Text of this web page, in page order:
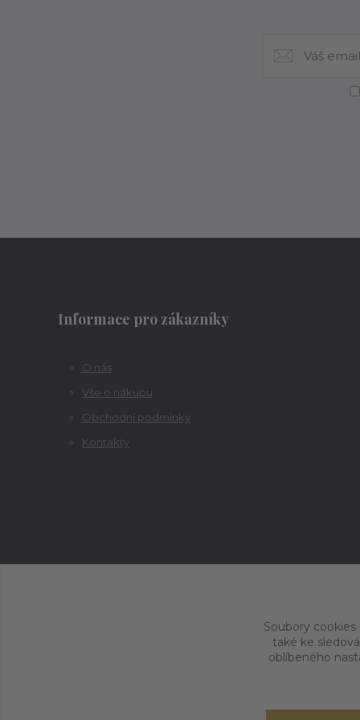
Informace pro zákazníky
O nás
Vše o nákupu
Obchodní podmínky
Kontakty
Soubory
také ke
oblíbeného